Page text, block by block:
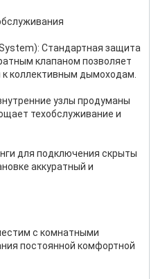
Стандартная защита
клапаном позволяет
коллективным дымоходам.
узлы продуманы
техобслуживание и
для подключения скрыты
аккуратный и
с комнатными
постоянной комфортной